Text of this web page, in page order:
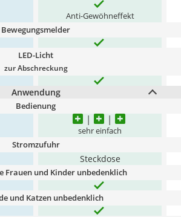
Anti-Gewöhneffekt
Bewegungsmelder
LED-Licht
zur Abschreckung
Anwendung
Bedienung
sehr einfach
Stromzufuhr
Steckdose
Frauen und Kinder unbedenklich
und Katzen unbedenklich